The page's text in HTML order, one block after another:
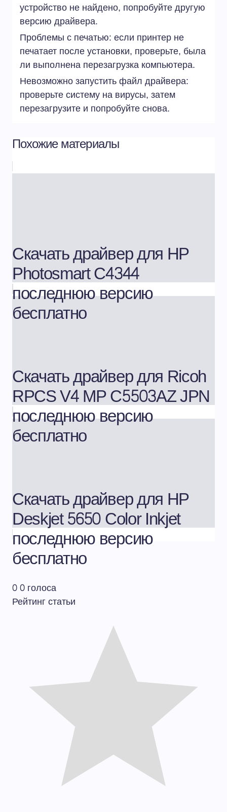
устройство не найдено, попробуйте другую
версию драйвера.
Проблемы с печатью: если принтер не
печатает после установки, проверьте, была
ли выполнена перезагрузка компьютера.
Невозможно запустить файл драйвера:
проверьте систему на вирусы, затем
перезагрузите и попробуйте снова.
Похожие материалы
Скачать драйвер для HP
Photosmart C4344
последнюю версию
бесплатно
Скачать драйвер для Ricoh
RPCS V4 MP C5503AZ JPN
последнюю версию
бесплатно
Скачать драйвер для HP
Deskjet 5650 Color Inkjet
последнюю версию
бесплатно
00голоса
Рейтинг статьи